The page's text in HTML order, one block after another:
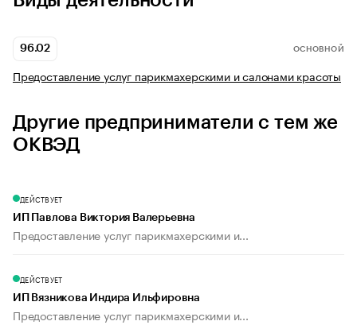
96.02 ОСНОВНОЙ
Предоставление услуг парикмахерскими и салонами красоты
Другие предприниматели с тем же
ОКВЭД
ДЕЙСТВУЕТ
ИП Павлова Виктория Валерьевна
Предоставление услуг парикмахерскими и...
ДЕЙСТВУЕТ
ИП Вязникова Индира Ильфировна
Предоставление услуг парикмахерскими и...